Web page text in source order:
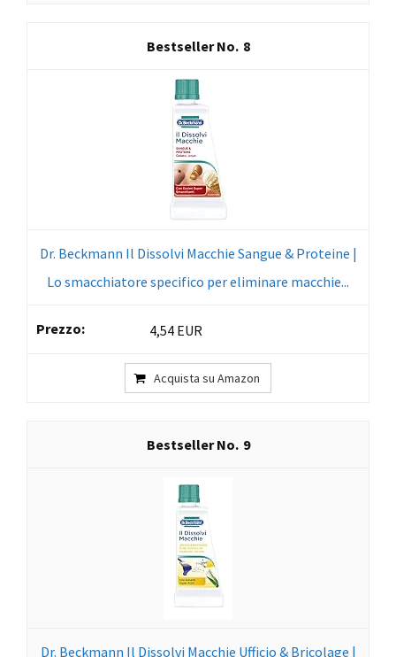
8
Dr. Beckmann Il Dissolvi Macchie Sangue & Proteine |
Lo smacchiatore specifico per eliminare macchie...
4,54 EUR
Acquista su Amazon
9
Dr. Beckmann Il Dissolvi Macchie Ufficio & Bricolage |